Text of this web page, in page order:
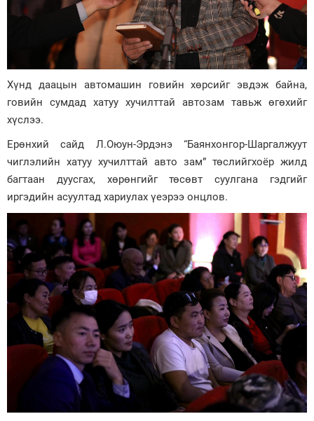
Хүнд даацын автомашин говийн хөрсийг эвдэж байна,
говийн сумдад хатуу хучилттай автозам тавьж өгөхийг
хүслээ.
Ерөнхий сайд Л.Оюун-Эрдэнэ “Баянхонгор-Шаргалжуут
чиглэлийн хатуу хучилттай авто зам” төслийгхоёр жилд
багтаан дуусгах, хөрөнгийг төсөвт суулгана гэдгийг
иргэдийн асуултад хариулах үеэрээ онцлов.